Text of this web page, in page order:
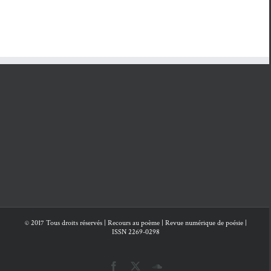
© 2017 Tous droits réservés | Recours au poème | Revue numérique de poésie |
ISSN 2269-0298
Facebook SoundCloud